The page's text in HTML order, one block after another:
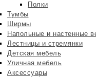
Полки
Тумбы
Ширмы
Напольные и настенные
Лестницы и стремянки
Детская мебель
Уличная мебель
Аксессуары